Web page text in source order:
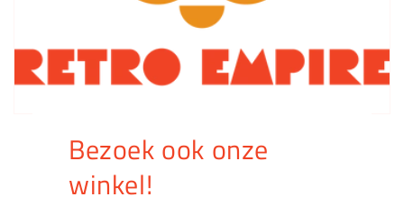
Bezoek ook onze
winkel!